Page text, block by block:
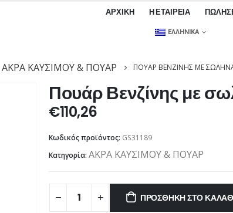
ΑΡΧΙΚΉ Η ΕΤΑΙΡΕΊΑ
ΕΛΛΗΝΙΚΆ
ΑΚΡΑ ΚΑΥΣΙΜΟΥ & ΠΟΥΑΡ ΠΟΥΆΡ ΒΕΝΖΊΝΗΣ ΜΕ
Πουάρ Βενζίνης με
€110,26
Κωδικός προϊόντος: GS31189
Κατηγορία: ΑΚΡΑ ΚΑΥΣΙΜΟΥ & ΠΟΥΑΡ
ΠΡΟΣΘΉΚΗ ΣΤΟ